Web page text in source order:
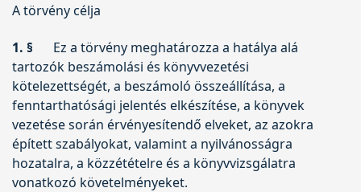
A törvény célja
1. §
Ez a törvény meghatározza a hatálya alá
tartozók beszámolási és könyvvezetési
kötelezettségét, a beszámoló összeállítása, a
fenntarthatósági jelentés elkészítése, a könyvek
vezetése során érvényesítendő elveket, az azokra
épített szabályokat, valamint a nyilvánosságra
hozatalra, a közzétételre és a könyvvizsgálatra
vonatkozó követelményeket.